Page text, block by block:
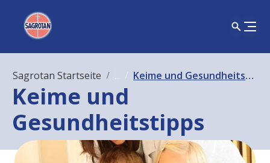
Sagrotan Startseite ... Keime und Gesundheitstipps
Keime und
Gesundheitstipps